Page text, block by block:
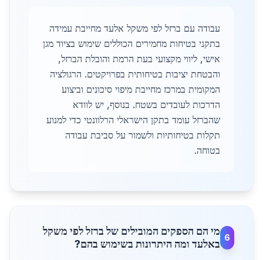
עבודה עם ברזל לפי משקל אלעד מחייבת עמידה
בתקני בטיחות מחמירים הכוללים שימוש בציוד מגן
אישי, ליווי מקצועי בעת הרמת והובלת הברזל,
והבטחת יציבות בטיחותית בפרויקטים. הרגולציה
המקומית במרכז מחייבת מיפוי סיכונים וביצוע
הדרכות לעובדים בשטח. בנוסף, יש לוודא
שהברזל עומד בתקן הישראלי הרלוונטי כדי למנוע
תקלות בטיחותיות ולשמור על סביבת עבודה
בטוחה.
6
מי הם הספקים המובילים של ברזל לפי משקל
באלעד ומה היתרונות בשימוש בהם?